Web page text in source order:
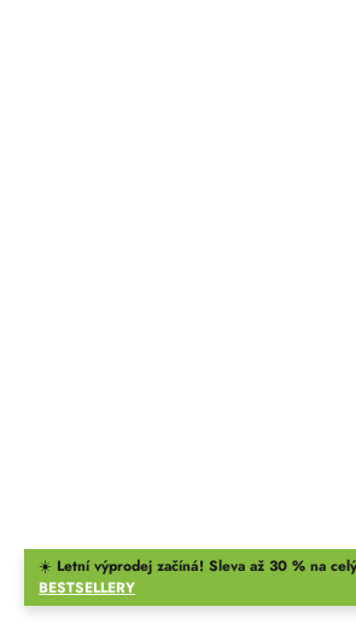
☀️ Letní výprodej začíná! Sleva až 30 % na
BESTSELLERY